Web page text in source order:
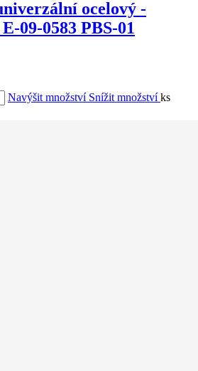
ocelový -
09-0583 PBS-01
Navýšit množství Snížit množstvíks